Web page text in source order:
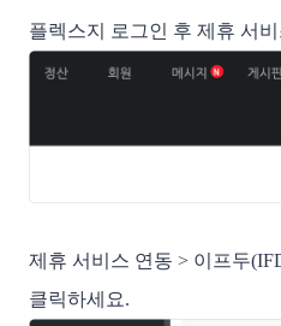
플렉스지 로그인 후 제휴 서
제휴 서비스 연동 > 이프두
클릭하세요.